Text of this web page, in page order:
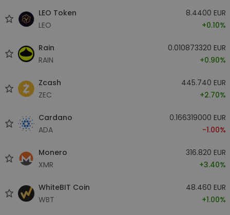
LEO Token
LEO
8.4400 EUR
+0.10%
Rain
RAIN
0.010873320 EUR
+0.90%
Zcash
ZEC
445.740 EUR
+2.70%
Cardano
ADA
0.166319000 EUR
-1.00%
Monero
XMR
316.820 EUR
+3.40%
WhiteBIT Coin
WBT
48.460 EUR
+1.00%